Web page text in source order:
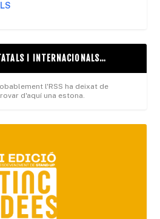
I INTERNACIONALS…
l'RSS ha deixat de
d'aquí una estona.